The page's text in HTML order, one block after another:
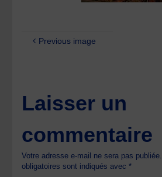
Previous image
Laisser un
commentaire
Votre adresse e-mail ne sera pas publiée.
obligatoires sont indiqués avec*